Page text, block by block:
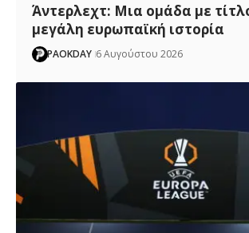
Άντερλεχτ: Mια ομάδα με
μεγάλη ευρωπαϊκή ιστορία
PAOKDAY 6 Αυγούστου 2026